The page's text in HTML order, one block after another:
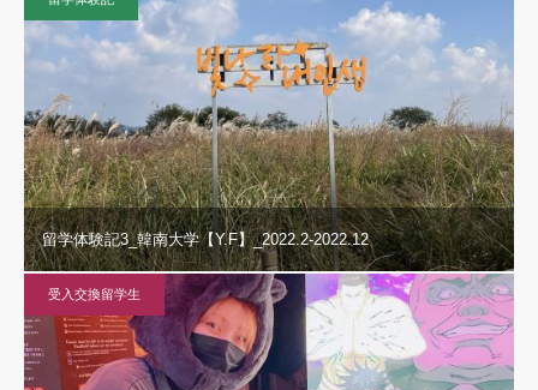
留学体験記3_韓南大学【Y.F】_2022.2-2022.12
受入交換留学生